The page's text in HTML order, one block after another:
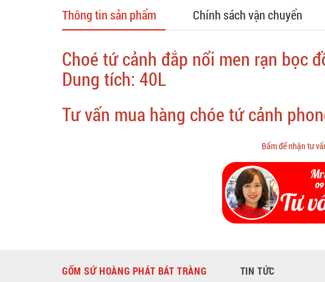
Thông tin sản phẩm Chính sách vận chuyển
Choé tứ cảnh đắp nổi men rạn bọc
Dung tích: 40L
Tư vấn mua hàng chóe tứ cảnh
Bấm để nhận tư
GỐM SỨ HOÀNG PHÁT BÁT TRÀNG TIN TỨC